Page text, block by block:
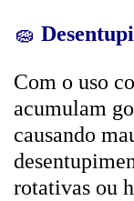
🧽
Com o uso
acumulam
causando
rotativas ou